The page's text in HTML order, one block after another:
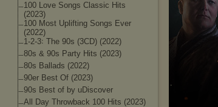
100 Love Songs Classic Hits
(2023)
100 Most Uplifting Songs Ever
(2022)
1-2-3꞉ The 90s (3CD) (2022)
80s & 90s Party Hits (2023)
80s Ballads (2022)
90er Best Of (2023)
90s Best of by uDiscover
All Day Throwbac k 100 Hits (2023)